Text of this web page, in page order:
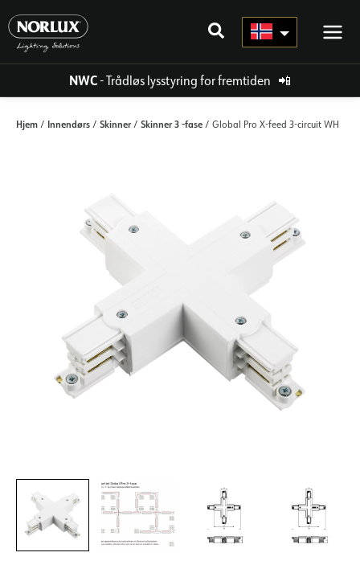
rett
innholdet
NWC- Trådløs lysstyring for fremtiden 📲
Hjem / Innendørs / Skinner/ Skinner 3 -fase / Global Pro X-feed 3-circuit WH